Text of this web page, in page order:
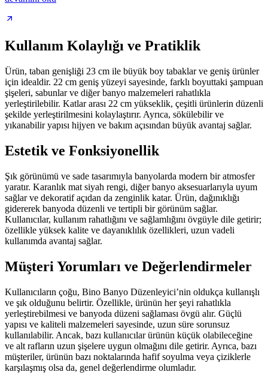
Kullanım Kolaylığı ve Pratiklik
Ürün, taban genişliği 23 cm ile büyük boy tabaklar ve geniş ürünler
için idealdir. 22 cm geniş yüzeyi sayesinde, farklı boyuttaki şampuan
şişeleri, sabunlar ve diğer banyo malzemeleri rahatlıkla
yerleştirilebilir. Katlar arası 22 cm yükseklik, çeşitli ürünlerin düzenli
şekilde yerleştirilmesini kolaylaştırır. Ayrıca, sökülebilir ve
yıkanabilir yapısı hijyen ve bakım açısından büyük avantaj sağlar.
Estetik ve Fonksiyonellik
Şık görünümü ve sade tasarımıyla banyolarda modern bir atmosfer
yaratır. Karanlık mat siyah rengi, diğer banyo aksesuarlarıyla uyum
sağlar ve dekoratif açıdan da zenginlik katar. Ürün, dağınıklığı
gidererek banyoda düzenli ve tertipli bir görünüm sağlar.
Kullanıcılar, kullanım rahatlığını ve sağlamlığını övgüyle dile getirir;
özellikle yüksek kalite ve dayanıklılık özellikleri, uzun vadeli
kullanımda avantaj sağlar.
Müşteri Yorumları ve Değerlendirmeler
Kullanıcıların çoğu, Bino Banyo Düzenleyici’nin oldukça kullanışlı
ve şık olduğunu belirtir. Özellikle, ürünün her şeyi rahatlıkla
yerleştirebilmesi ve banyoda düzeni sağlaması övgü alır. Güçlü
yapısı ve kaliteli malzemeleri sayesinde, uzun süre sorunsuz
kullanılabilir. Ancak, bazı kullanıcılar ürünün küçük olabileceğine
ve alt rafların uzun şişelere uygun olmağını dile getirir. Ayrıca, bazı
müşteriler, ürünün bazı noktalarında hafif soyulma veya çiziklerle
karşılaşmış olsa da, genel değerlendirme olumladır.